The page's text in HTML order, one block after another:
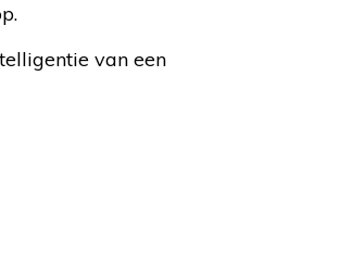
van een